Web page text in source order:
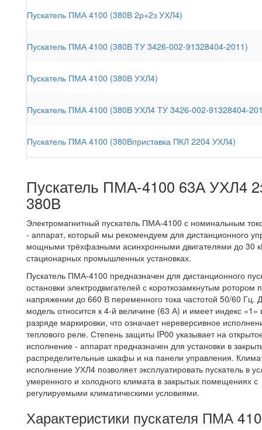
Пускатель ПМА 4100 (380В 2р+2з УХЛ4)
Пускатель ПМА 4100 (380В ТУ 3426-002-91328404-2011)
Пускатель ПМА 4100 (380В УХЛ4)
Пускатель ПМА 4100 (380В УХЛ4 ТУ 3426-002-91328404-
Пускатель ПМА 4100 (380Вприставка ПКЛ 2204 УХЛ4)
Пускатель ПМА-4100 63А УХЛ4
380В
Электромагнитный пускатель ПМА-4100 с номинальным
- аппарат, который мы рекомендуем для дистанционного
мощными трёхфазными асинхронными двигателями до 30
стационарных промышленных установках.
Пускатель ПМА-4100 предназначен для дистанционного
остановки электродвигателей с короткозамкнутым ротором
напряжении до 660 В переменного тока частотой 50/60 Гц.
модель относится к 4-й величине (63 А) и имеет индекс «1»
разряде маркировки, что означает нереверсивное
теплового реле. Степень защиты IP00 указывает на
исполнение - аппарат предназначен для установки в
распределительные шкафы и на панели управления.
исполнение УХЛ4 позволяет эксплуатировать пускатель в
умеренного и холодного климата в закрытых помещениях с
регулируемыми климатическими условиями.
Характеристики пускателя ПМА